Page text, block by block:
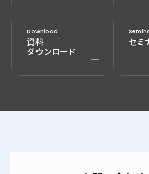
Download
資料
ダウンロード
セミ